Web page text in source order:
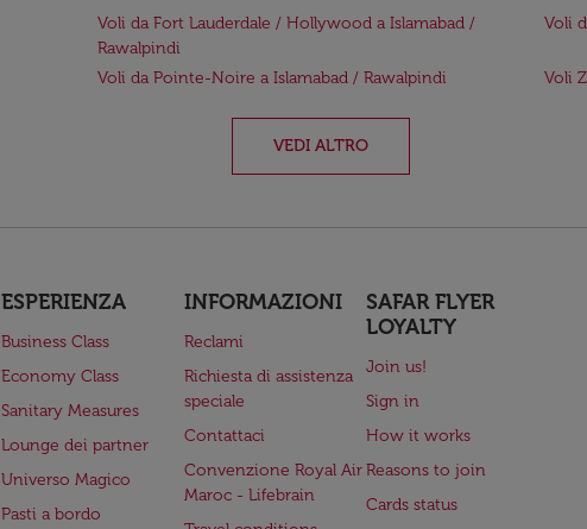
Voli da Fort Lauderdale / Hollywood a Islamabad /
Rawalpindi
Voli
Voli da Pointe-Noire a Islamabad / Rawalpindi Voli
VEDI ALTRO
ESPERIENZA
Business Class
Economy Class
Sanitary Measures
Lounge dei partner
Universo Magico
Pasti a bordo
INFORMAZIONI
Reclami
Richiesta di assistenza
speciale
Contattaci
Convenzione Royal Air
Maroc - Lifebrain
SAFAR FLYER
LOYALTY
Join us!
Sign in
How it works
Reasons to join
Cards status